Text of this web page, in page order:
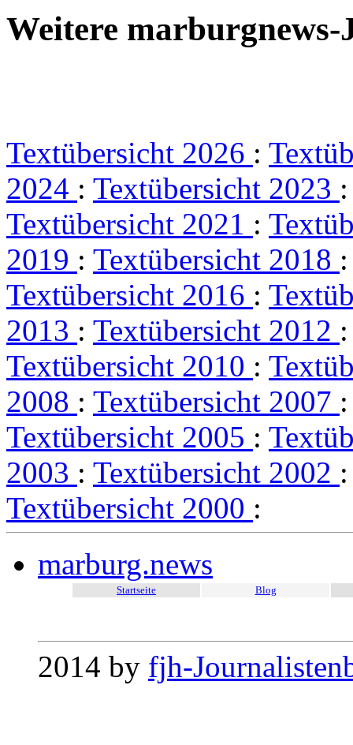
Weitere marburgnews-
Textübersicht 2026 :
2024 : Textübersicht 2023
Textübersicht 2021 :
2019 : Textübersicht 2018
Textübersicht 2016 :
2013 : Textübersicht 2012
Textübersicht 2010 :
2008 : Textübersicht 2007
Textübersicht 2005 :
2003 : Textübersicht 2002
Textübersicht 2000 :
marburg.news
Startseite Blog
2014 by fjh-